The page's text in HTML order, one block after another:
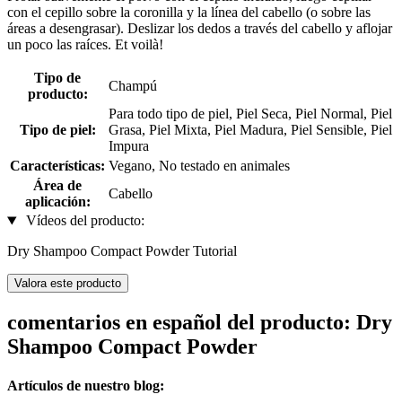
con el cepillo sobre la coronilla y la línea del cabello (o sobre las
áreas a desengrasar). Deslizar los dedos a través del cabello y aflojar
un poco las raíces. Et voilà!
Tipo de
producto:
Champú
Tipo de piel:
Para todo tipo de piel, Piel Seca, Piel Normal, Piel
Grasa, Piel Mixta, Piel Madura, Piel Sensible, Piel
Impura
Características: Vegano, No testado en animales
Área de
aplicación:
Cabello
Vídeos del producto:
Dry Shampoo Compact Powder Tutorial
Valora este producto
comentarios en español del producto: Dry
Shampoo Compact Powder
Artículos de nuestro blog: